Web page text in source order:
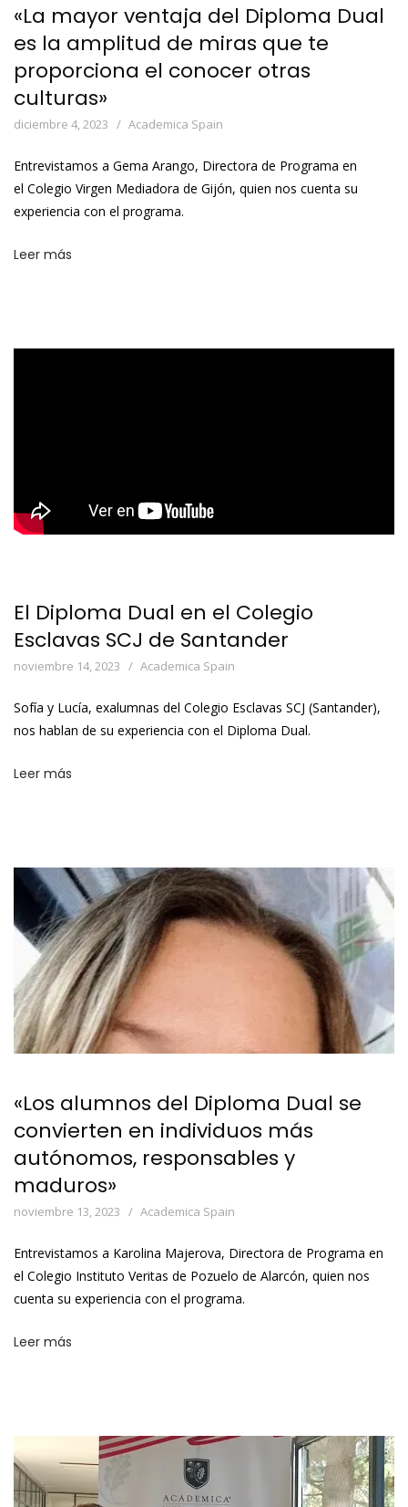
«La mayor ventaja del Diploma Dual
es la amplitud de miras que te
proporciona el conocer otras
culturas»
diciembre 4, 2023 Academica Spain
Entrevistamos a Gema Arango, Directora de Programa en
el Colegio Virgen Mediadora de Gijón, quien nos cuenta su
experiencia con el programa.
Leer más
El Diploma Dual en el Colegio
Esclavas SCJ de Santander
noviembre 14, 2023 Academica Spain
Sofía y Lucía, exalumnas del Colegio Esclavas SCJ (Santander),
nos hablan de su experiencia con el Diploma Dual.
Leer más
«Los alumnos del Diploma Dual se
convierten en individuos más
autónomos, responsables y
maduros»
noviembre 13, 2023 Academica Spain
Entrevistamos a Karolina Majerova, Directora de Programa en
el Colegio Instituto Veritas de Pozuelo de Alarcón, quien nos
cuenta su experiencia con el programa.
Leer más